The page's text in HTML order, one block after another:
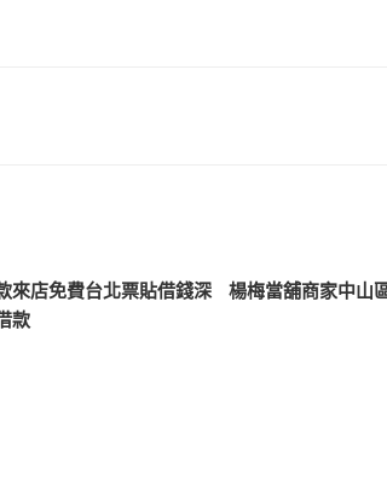
來店免費台北票貼借錢深
款
楊梅當舖商家中山